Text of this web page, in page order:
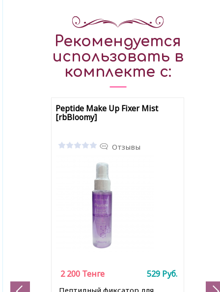
Рекомендуется
использовать в
комплекте с:
Peptide Make Up Fixer Mist
[rbBloomy]
Отзывы
Пептидный фиксатор для
2 200 Тенге 529 Руб.